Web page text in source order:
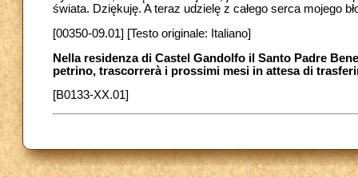
świata. Dziękuję. A teraz udzielę z całego serca mojego
[00350-09.01] [Testo originale: Italiano]
Nella residenza di Castel Gandolfo il Santo Padre
petrino, trascorrerà i prossimi mesi in attesa di
[B0133-XX.01]